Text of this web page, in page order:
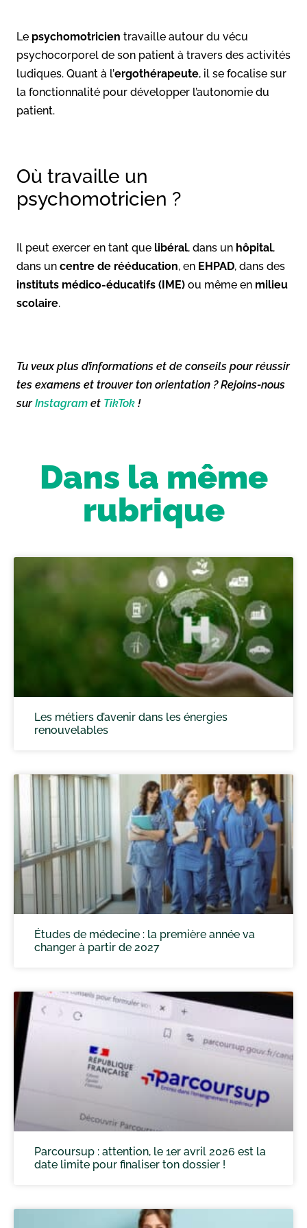
Le psychomotricien travaille autour du vécu
psychocorporel de son patient à travers des activités
ludiques. Quant à l’ergothérapeute, il se focalise sur
la fonctionnalité pour développer l’autonomie du
patient.
Où travaille un
psychomotricien ?
Il peut exercer en tant que libéral, dans un hôpital,
dans un centre de rééducation, en EHPAD, dans des
instituts médico-éducatifs (IME) ou même en milieu
scolaire.
Tu veux plus d’informations et de conseils pour réussir
tes examens et trouver ton orientation ? Rejoins-nous
surInstagram et TikTok !
Dans la même
rubrique
Les métiers d’avenir dans les énergies
renouvelables
Études de médecine : la première année va
changer à partir de 2027
Parcoursup : attention, le 1er avril 2026 est la
date limite pour finaliser ton dossier !